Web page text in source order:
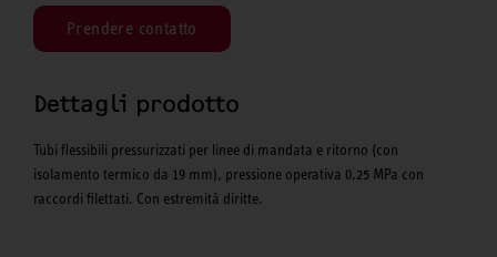
Prendere contatto
Dettagli prodotto
Tubi flessibili pressurizzati per linee di mandata e ritorno (con
isolamento termico da 19 mm), pressione operativa 0,25 MPa con
raccordi filettati. Con estremità diritte.